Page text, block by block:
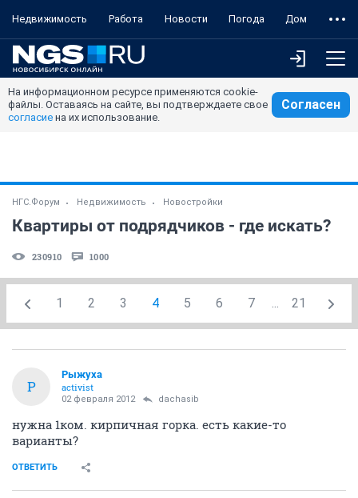
Недвижимость Работа Новости Погода Дом
На информационном ресурсе применяются cookie-
файлы. Оставаясь на сайте, вы подтверждаете свое
согласие на их использование.
Согласен
НГС.Форум Недвижимость Новостройки
Квартиры от подрядчиков - где искать?
230910 1000
1 2 3 4 5 6 7 ... 21
Р
Рыжуха
activist
02 февраля 2012 dachasib
нужна 1ком. кирпичная горка. есть какие-то
варианты?
ОТВЕТИТЬ